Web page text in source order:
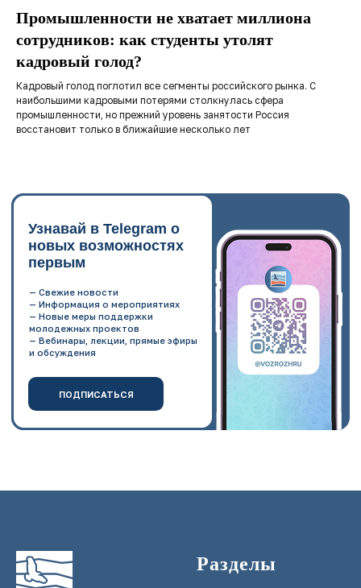
Промышленности не хватает миллиона
сотрудников: как студенты утолят
кадровый голод?
Кадровый голод поглотил все сегменты российского рынка. С
наибольшими кадровыми потерями столкнулась сфера
промышленности, но прежний уровень занятости Россия
восстановит только в ближайшие несколько лет
Разделы